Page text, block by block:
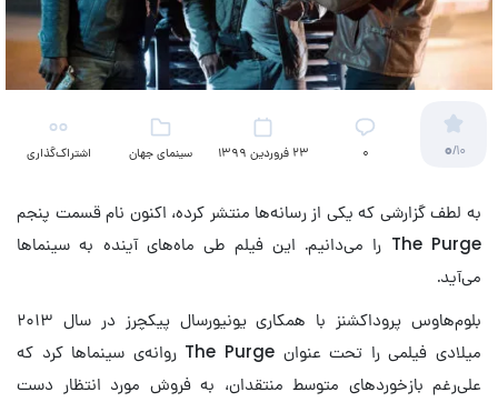
0/10 ۰ 23 فروردین 1399 سینمای جهان اشتراک‌گذاری
به لطف گزارشی که یکی از رسانه‌ها منتشر کرده، اکنون نام قسمت پنجم
The Purge را می‌دانیم. این فیلم طی ماه‌های آینده به سینماها
می‌آید.
بلوم‌هاوس پروداکشنز با همکاری یونیورسال پیکچرز در سال ۲۰۱۳
میلادی فیلمی را تحت عنوان The Purge روانه‌ی سینماها کرد که
علی‌رغم بازخوردهای متوسط منتقدان، به فروش مورد انتظار دست